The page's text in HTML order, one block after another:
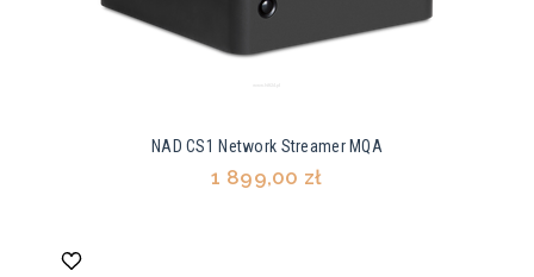
NAD CS1 Network Streamer MQA
1 899,00 zł